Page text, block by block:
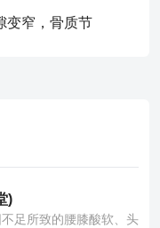
变窄，骨质节
)
足所致的腰膝酸软、头